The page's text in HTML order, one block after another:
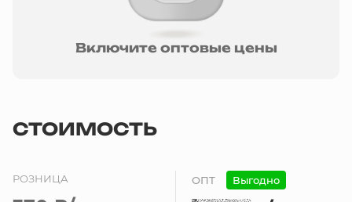
Включите оптовые цены
СТОИМОСТЬ
РОЗНИЦА ОПТ Выгодно